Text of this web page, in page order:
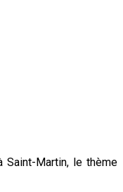
Martin, le thème